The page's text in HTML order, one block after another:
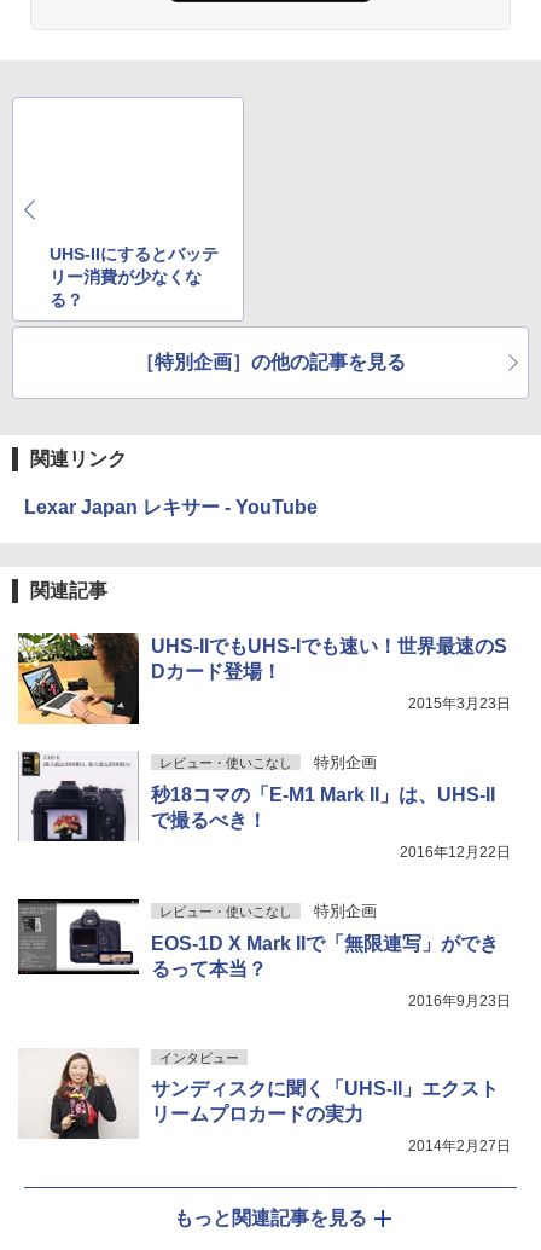
UHS-IIにするとバッテ
リー消費が少なくな
る？
［特別企画］の他の記事を見る
関連リンク
Lexar Japan レキサー - YouTube
関連記事
UHS-IIでもUHS-Iでも速い！世界最速のS
Dカード登場！
2015年3月23日
レビュー・使いこなし 特別企画
秒18コマの「E-M1 Mark II」は、UHS-II
で撮るべき！
2016年12月22日
レビュー・使いこなし 特別企画
EOS-1D X Mark IIで「無限連写」ができ
るって本当？
2016年9月23日
インタビュー
サンディスクに聞く「UHS-II」エクスト
リームプロカードの実力
2014年2月27日
もっと関連記事を見る